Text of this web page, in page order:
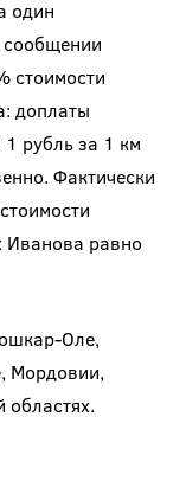
один
стоимости
доплаты
1 рубль за 1 км
Фактически
Иванова равно
Оле,
Мордовии,